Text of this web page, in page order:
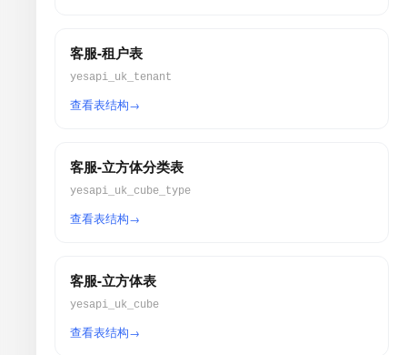
客服-租户表
yesapi_uk_tenant
查看表结构
客服-立方体分类表
yesapi_uk_cube_type
查看表结构
客服-立方体表
yesapi_uk_cube
查看表结构